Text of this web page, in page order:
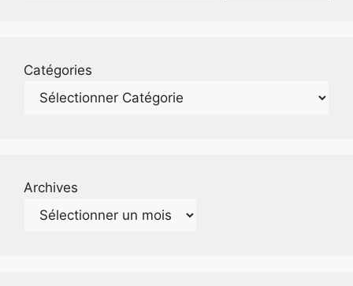
Catégories
Archives